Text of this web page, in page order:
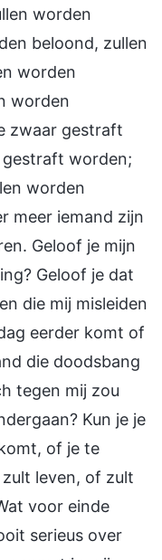
worden
beloond, zullen
worden
worden
zwaar gestraft
worden;
worden
meer iemand zijn
Geloof je mijn
Geloof je dat
die mij misleiden
eerder komt of
die doodsbang
tegen mij zou
Kun je je
of je te
leven, of zult
voor einde
serieus over